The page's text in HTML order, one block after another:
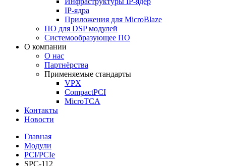
IP-ядра
Приложения для MicroBlaze
ПО для DSP модулей
Системообразующее ПО
О компании
О нас
Партнёрства
Применяемые стандарты
VPX
CompactPCI
MicroTCA
Контакты
Новости
Главная
Модули
PCI/PCIe
SPC-112